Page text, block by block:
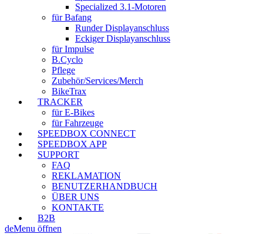
Specialized 3.1-Motoren
für Bafang
Runder Displayanschluss
Eckiger Displayanschluss
für Impulse
B.Cyclo
Pflege
Zubehör/Services/Merch
BikeTrax
TRACKER
für E-Bikes
für Fahrzeuge
SPEEDBOX CONNECT
SPEEDBOX APP
SUPPORT
FAQ
REKLAMATION
BENUTZERHANDBUCH
ÜBER UNS
KONTAKTE
B2B
deMenu öffnen